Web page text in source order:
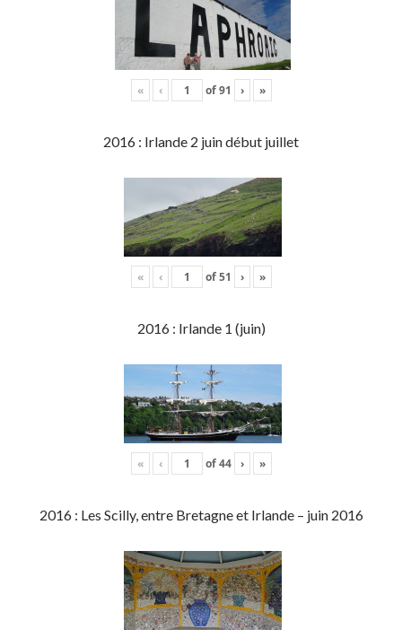
« ‹ of91 › »
2016 : Irlande 2 juin début juillet
« ‹ of51 › »
2016 : Irlande 1 (juin)
« ‹ of44 › »
2016 : Les Scilly, entre Bretagne et Irlande – juin 2016